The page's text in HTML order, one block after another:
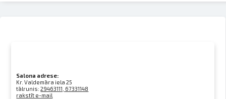
Salona adrese:
Kr. Valdemāra iela 25
tālrunis:29463111, 67331148
rakstīt e-mail